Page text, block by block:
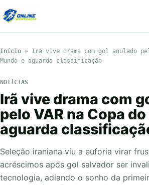
Início » Irã vive drama com gol anulado
Mundo e aguarda classificação
NOTÍCIAS
Irã vive drama com
pelo VAR na Copa
aguarda
Seleção iraniana viu a euforia virar
acréscimos após gol salvador ser
tecnologia, adiando o sonho da